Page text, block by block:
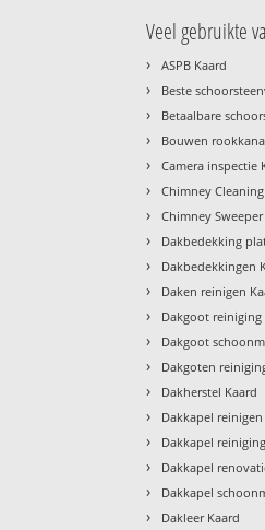
Veel gebruikte
› ASPB Kaard
› Beste
› Betaalbare
› Bouwen
› Camera inspectie
› Chimney
› Chimney Sweeper
› Dakbedekking
› Dakbedekkingen
› Daken reinigen
› Dakgoot reiniging
› Dakgoot
› Dakgoten
› Dakherstel Kaard
› Dakkapel reinigen
› Dakkapel
› Dakkapel
› Dakkapel
› Dakleer Kaard